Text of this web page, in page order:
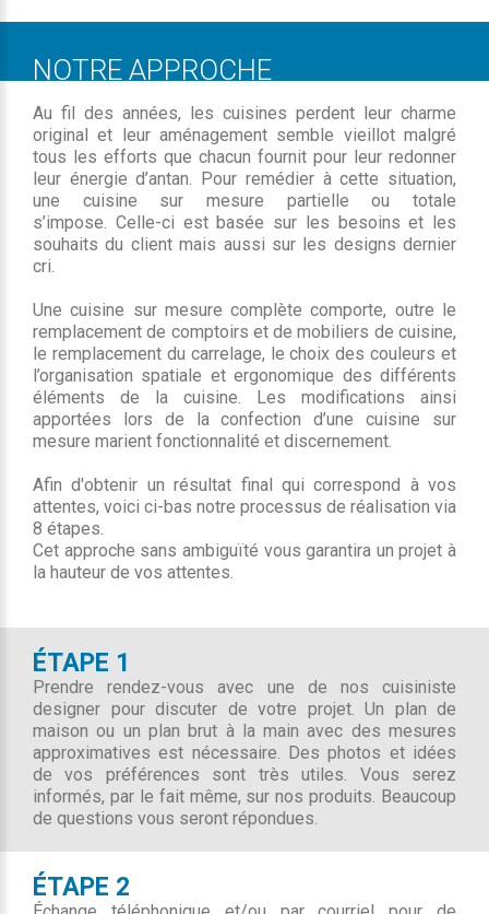
NOTRE APPROCHE
Au fil des années, les cuisines perdent leur charme
original et leur aménagement semble vieillot malgré
tous les efforts que chacun fournit pour leur redonner
leur énergie d’antan. Pour remédier à cette situation,
une cuisine sur mesure partielle ou totale
s’impose. Celle-ci est basée sur les besoins et les
souhaits du client mais aussi sur les designs dernier
cri.
Une cuisine sur mesure complète comporte, outre le
remplacement de comptoirs et de mobiliers de cuisine,
le remplacement du carrelage, le choix des couleurs et
l’organisation spatiale et ergonomique des différents
éléments de la cuisine. Les modifications ainsi
apportées lors de la confection d’une cuisine sur
mesure marient fonctionnalité et discernement.
Afin d'obtenir un résultat final qui correspond à vos
attentes, voici ci-bas notre processus de réalisation via
8 étapes.
Cet approche sans ambiguïté vous garantira un projet à
la hauteur de vos attentes.
ÉTAPE 1
Prendre rendez-vous avec une de nos cuisiniste
designer pour discuter de votre projet. Un plan de
maison ou un plan brut à la main avec des mesures
approximatives est nécessaire. Des photos et idées
de vos préférences sont très utiles. Vous serez
informés, par le fait même, sur nos produits. Beaucoup
de questions vous seront répondues.
ÉTAPE 2